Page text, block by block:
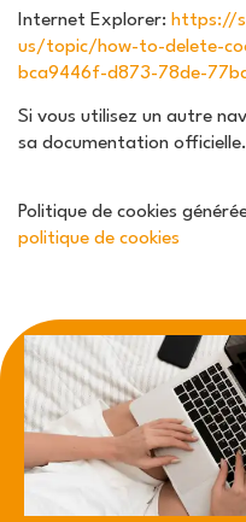
Internet Explorer: https://
us/topic/how-to-delete-
bca9446f-d873-78de-
Si vous utilisez un autre
sa documentation officielle.
Politique de cookies
politique de cookies